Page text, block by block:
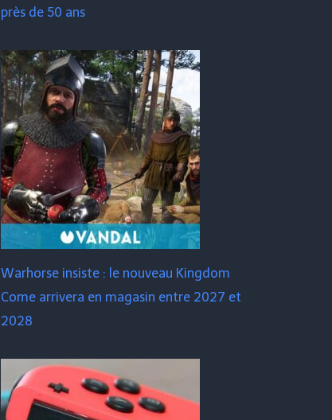
près de 50 ans
Warhorse insiste : le nouveau Kingdom
Come arrivera en magasin entre 2027 et
2028